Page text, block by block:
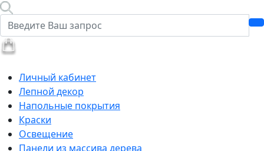
Личный кабинет
Лепной декор
Напольные покрытия
Краски
Освещение
Панели из массива дерева